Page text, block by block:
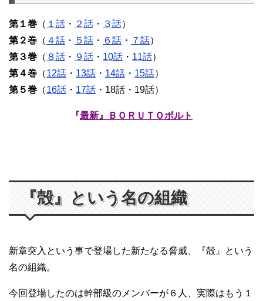
第１巻 （ １話 ・ ２話 ・ ３話）
第２巻 （ ４話 ・ ５話 ・ ６話 ・ ７話）
第３巻 （ ８話 ・ ９話 ・ 10話 ・ 11話）
第４巻 （12話 ・ 13話 ・ 14話 ・ 15話）
第５巻 （16話 ・ 17話 ・18話・19話）
『最新』ＢＯＲＵＴＯボルト
『殻』という名の組織
新章突入という事で登場した新たなる脅威、『殻』という
名の組織。
今回登場したのは幹部級のメンバーが６人、実際はもう１